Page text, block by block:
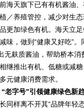
海天旗下已有有机酱油
／养殖管控，减少对生态
加绿色有机。海天立足
味，做到“健康又好吃”
无麸质酱油，帮助桥本消
继推出有机、低糖或减
元健康消费需求。
老字号”引领健康绿色新
同样离不开其“品牌年轻态